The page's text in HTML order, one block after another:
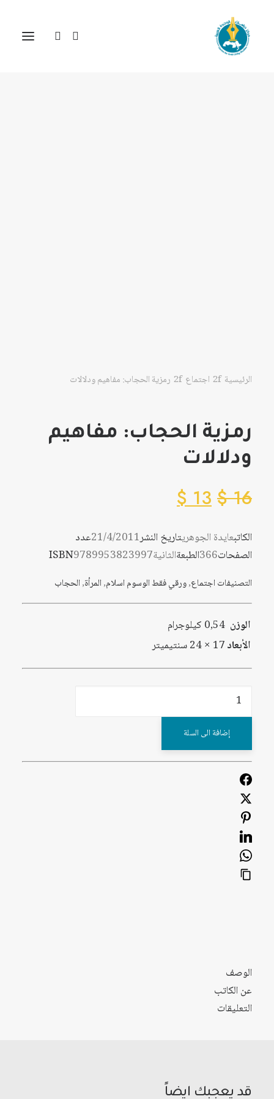
الرئيسية اجتماع رمزية الحجاب: مفاهيم ودلالات
رمزية الحجاب: مفاهيم
ودلالات
16
$
13
$
الكاتبعايدة الجوهريتاريخ النشر21/4/2011عدد
الصفحات366الطبعةالثانية ISBN9789953823997
التصنيفاتاجتماع,ورقي فقطالوسوماسلام,المرأة,الحجاب
الوزن 0,54 كيلوجرام
الأبعاد17 × 24 سنتيميتر
رمزية
مفاهيم
ودلالات
إضافة الى السلة
الوصف
عن الكاتب
التعليقات
قد يعجبك ايضاً